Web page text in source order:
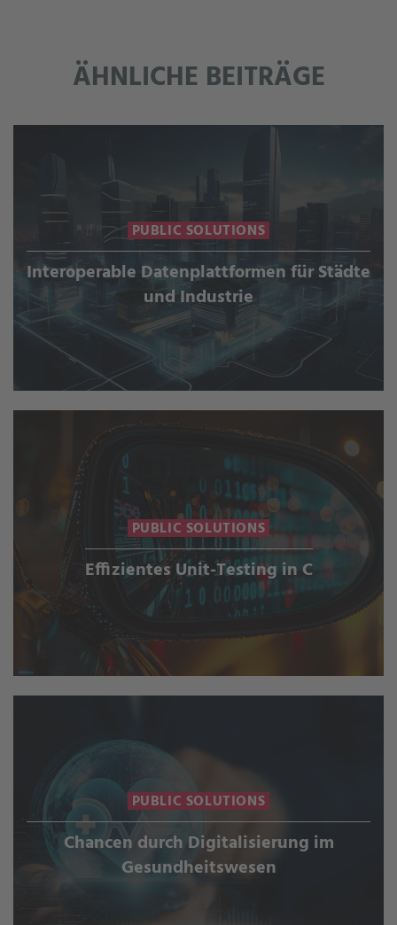
ÄHNLICHE BEITRÄGE
PUBLIC SOLUTIONS
Interoperable Datenplattformen für Städte
und Industrie
PUBLIC SOLUTIONS
Effizientes Unit-Testing in C
PUBLIC SOLUTIONS
Chancen durch Digitalisierung im
Gesundheitswesen